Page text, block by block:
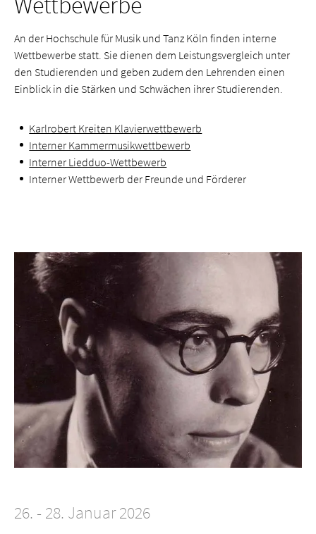
An der Hochschule für Musik und Tanz Köln finden interne
Wettbewerbe statt. Sie dienen dem Leistungsvergleich unter
den Studierenden und geben zudem den Lehrenden einen
Einblick in die Stärken und Schwächen ihrer Studierenden.
Karlrobert Kreiten Klavierwettbewerb
Interner Kammer­musik­wett­bewerb
Interner Liedduo-Wettbewerb
Interner Wettbewerb der Freunde und Förderer
26. - 28. Januar 2026